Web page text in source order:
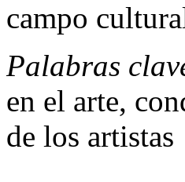
campo
Palabras
en el arte,
de los artistas